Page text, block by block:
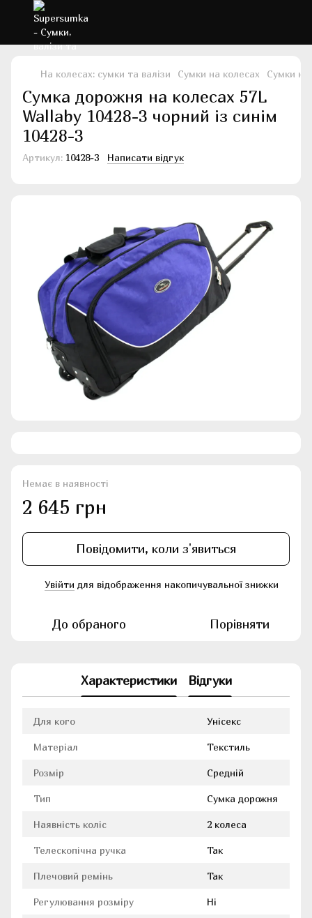
На колесах: сумки та валізи Сумки на колесах Сумки на
Сумка дорожня на колесах 57L
Wallaby 10428-3 чорний із синім
10428-3
Артикул: 10428-3 Написати відгук
Немає в наявності
2 645 грн
Повідомити, коли з'явиться
Увійти для відображення накопичувальної знижки
До обраного Порівняти
Характеристики Відгуки
Для кого Унісекс
Матеріал Текстиль
Розмір Средній
Тип Сумка дорожня
Наявність коліс 2 колеса
Телескопічна ручка Так
Плечовий ремінь Так
Регулювання розміру Ні